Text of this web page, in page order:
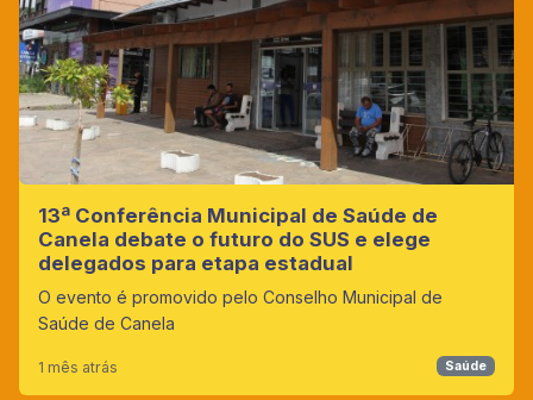
13ª Conferência Municipal de Saúde de
Canela debate o futuro do SUS e elege
delegados para etapa estadual
O evento é promovido pelo Conselho Municipal de
Saúde de Canela
1 mês atrás Saúde